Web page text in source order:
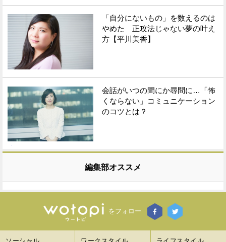
「自分にないもの」を数えるのは
やめた 正攻法じゃない夢の叶え
方【平川美香】
会話がいつの間にか尋問に…「怖
くならない」コミュニケーション
のコツとは？
編集部オススメ
をフォロー